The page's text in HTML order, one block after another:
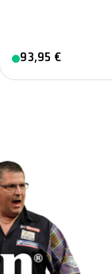
93,95 €